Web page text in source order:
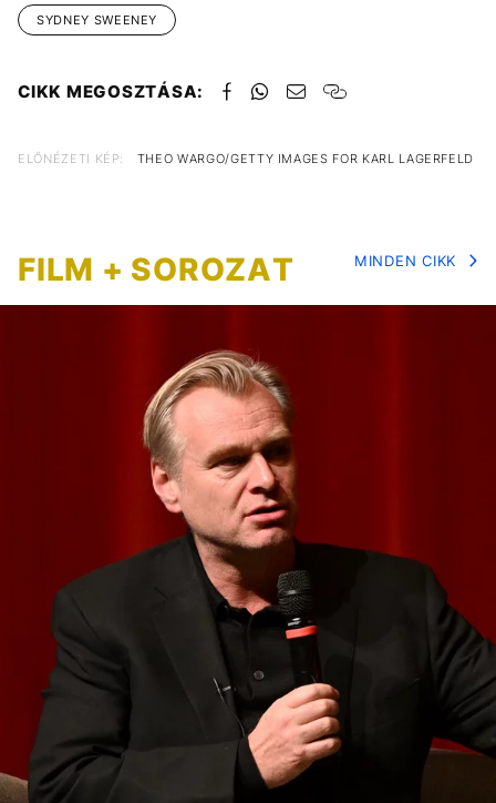
SYDNEY SWEENEY
CIKK MEGOSZTÁSA:
ELŐNÉZETI KÉP: THEO WARGO/GETTY IMAGES FOR KARL LAGERFELD
FILM + SOROZAT MINDEN CIKK